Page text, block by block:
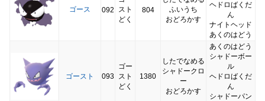
ゴース 092
スト
どく
804
ふいうち
おどろかす
ヘドロばくだ
ん
ナイトヘッド
あくのはどう
ゴースト 093
ゴー
スト
どく
1380
したでなめる
シャドークロ
ー
おどろかす
あくのはどう
シャドーボー
ル
ヘドロばくだ
ん
シャドーパン